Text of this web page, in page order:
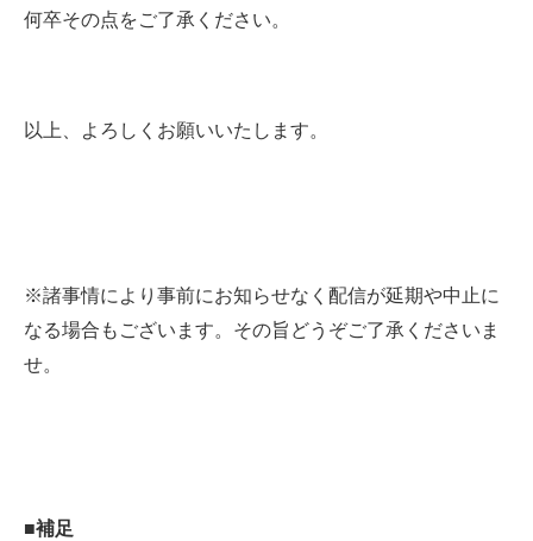
何卒その点をご了承ください。
以上、よろしくお願いいたします。
※諸事情により事前にお知らせなく配信が延期や中止に
なる場合もございます。その旨どうぞご了承くださいま
せ。
■補足